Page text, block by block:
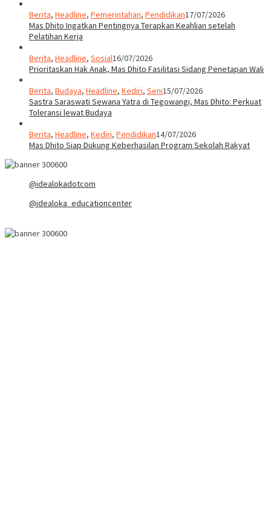
Berita, Headline, Pemerintahan, Pendidikan17/07/2026
Mas Dhito Ingatkan Pentingnya Terapkan Keahlian setelah
Pelatihan Kerja
Berita, Headline, Sosial16/07/2026
Prioritaskan Hak Anak, Mas Dhito Fasilitasi Sidang Penetapan Wali
Berita, Budaya, Headline, Kediri, Seni15/07/2026
Sastra Saraswati Sewana Yatra di Tegowangi, Mas Dhito: Perkuat
Toleransi lewat Budaya
Berita, Headline, Kediri, Pendidikan14/07/2026
Mas Dhito Siap Dukung Keberhasilan Program Sekolah Rakyat
@idealokadotcom
@idealoka_educationcenter